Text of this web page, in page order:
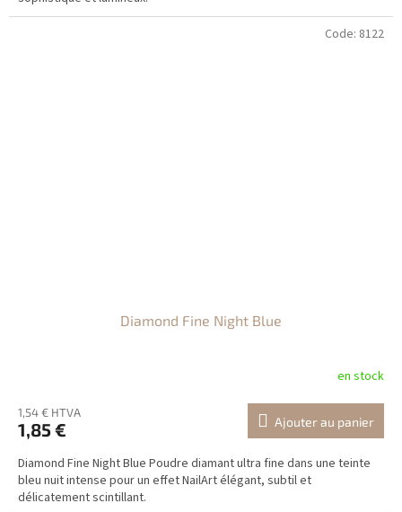
Diamond Fine Night Blue
en stock
1,54 € HTVA
1,85 € Ajouter au panier
Diamond Fine Night Blue Poudre diamant ultra fine dans une teinte
bleu nuit intense pour un effet NailArt élégant, subtil et
délicatement scintillant.
Code: 8122